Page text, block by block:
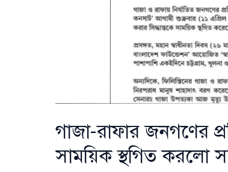
গাজা-রাফার জনগণের
সাময়িক স্থগিত করলো